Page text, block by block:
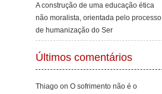
A construção de uma educação ética
não moralista, orientada pelo processo
de humanização do Ser
Últimos comentários
Thiago on O sofrimento não é o